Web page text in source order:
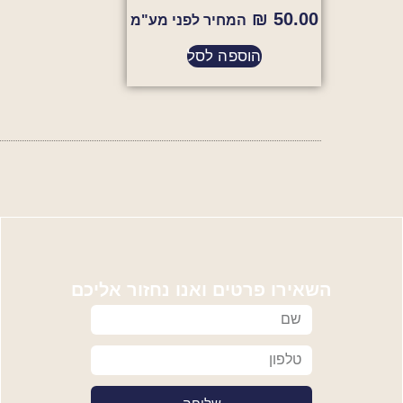
₪ 50.00 המחיר לפני מע"מ
הוספה לסל
השאירו פרטים ואנו נחזור אליכם